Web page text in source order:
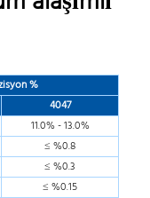
%
4047
11.0% - 13.0%
≤ %0.8
≤ %0.3
≤ %0.15